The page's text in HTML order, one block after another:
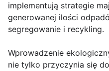
implementują strategie
generowanej ilości
segregowanie i recykling.
Wprowadzenie
nie tylko przyczynia się